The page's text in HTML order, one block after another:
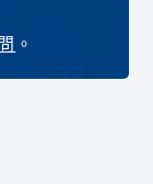
。